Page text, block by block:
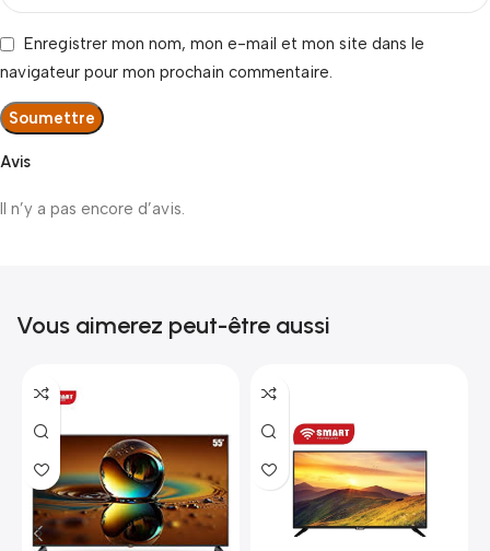
Avis
Il n’y a pas encore d’avis.
Enregistrer mon nom, mon e-mail et mon site dans le
navigateur pour mon prochain commentaire.
Vous aimerez peut-être aussi